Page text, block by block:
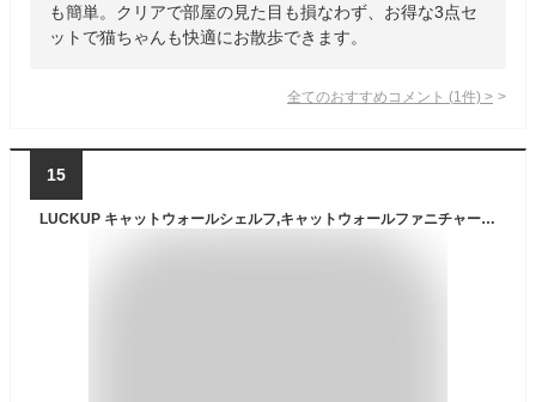
も簡単。クリアで部屋の見た目も損なわず、お得な3点セ
ットで猫ちゃんも快適にお散歩できます。
全てのおすすめコメント (1 件) >
15
LUCKUP キャットウォールシェルフ,キャットウォールファニチャー＆パーチ（室内用）,キャットウォールファニチャー（ハンモック、スクラッチングポスト付き